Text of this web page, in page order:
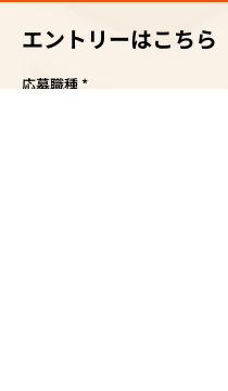
エントリーはこちら
応募職種